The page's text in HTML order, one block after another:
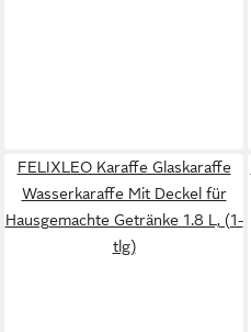
FELIXLEO Karaffe Glaskaraffe
Wasserkaraffe Mit Deckel für
Hausgemachte Getränke 1.8 L, (1-
tlg)